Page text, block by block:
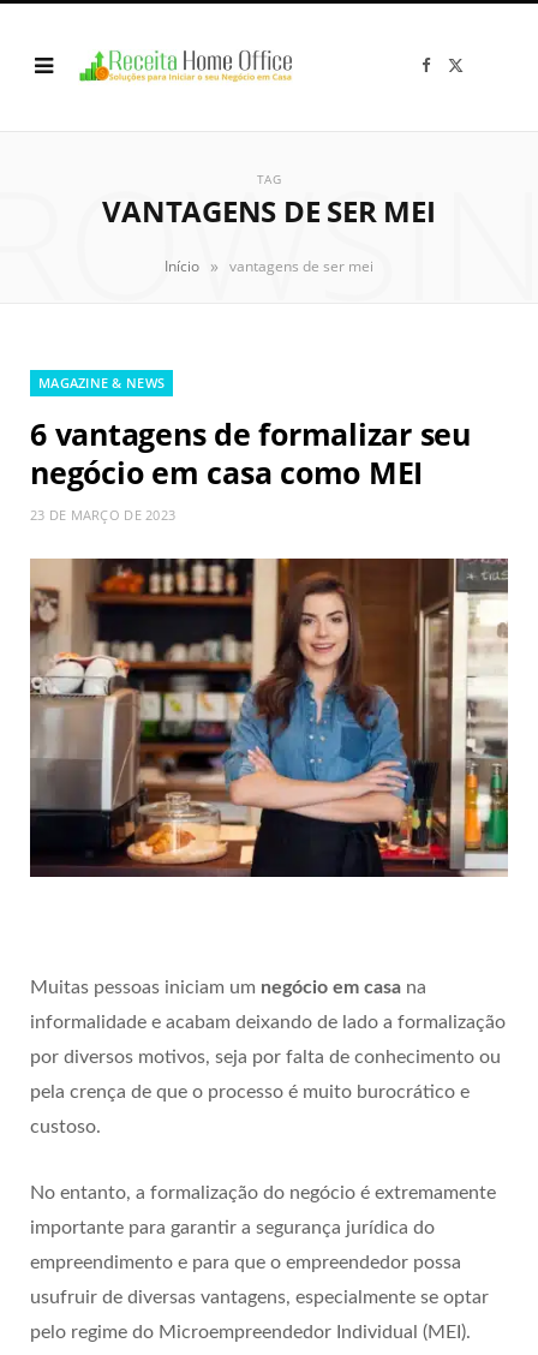
F
TAG
VANTAGENS DE SER MEI
Início » vantagens de ser mei
MAGAZINE & NEWS
6 vantagens de formalizar seu
negócio em casa como MEI
23 DE MARÇO DE 2023
Muitas pessoas iniciam um negócio em casa na
informalidade e acabam deixando de lado a formalização
por diversos motivos, seja por falta de conhecimento ou
pela crença de que o processo é muito burocrático e
custoso.
No entanto, a formalização do negócio é extremamente
importante para garantir a segurança jurídica do
empreendimento e para que o empreendedor possa
usufruir de diversas vantagens, especialmente se optar
pelo regime do Microempreendedor Individual (MEI).